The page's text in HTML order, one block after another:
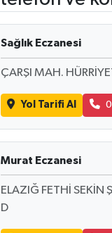
Sağlık Eczanesi
ÇARŞI MAH.
Yol Tarifi Al
Murat Eczanesi
ELAZIĞ FETHİ SEKİN
D